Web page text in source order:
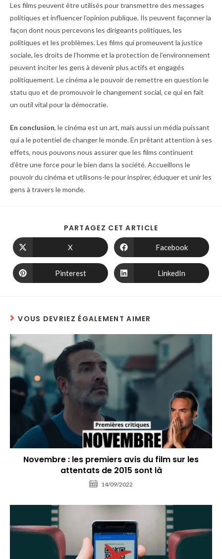
Les films peuvent être utilisés pour transmettre des messages
politiques et influencer l’opinion publique. Ils peuvent façonner la
façon dont nous percevons les dirigeants politiques, les
politiques et les problèmes. Les films qui promeuvent la justice
sociale, les droits de l’homme et la protection de l’environnement
peuvent inciter les gens à devenir plus actifs et engagés
politiquement. Le cinéma a le pouvoir de remettre en question le
statu quo et de promouvoir le changement social, ce qui en fait
un outil vital pour la démocratie.
En conclusion, le cinéma est un art, mais aussi un média puissant
qui a le potentiel de changer le monde. En prêtant attention à ses
effets, nous pouvons nous assurer que les films continuent
d’être une force pour le bien dans la société. Accueillons le
pouvoir du cinéma et utilisons-le pour inspirer, éduquer et unir les
gens à travers le monde.
PARTAGEZ CET ARTICLE
X Facebook
Pinterest LinkedIn
VOUS DEVRIEZ ÉGALEMENT AIMER
Novembre : les premiers avis du film sur les
attentats de 2015 sont là
14/09/2022